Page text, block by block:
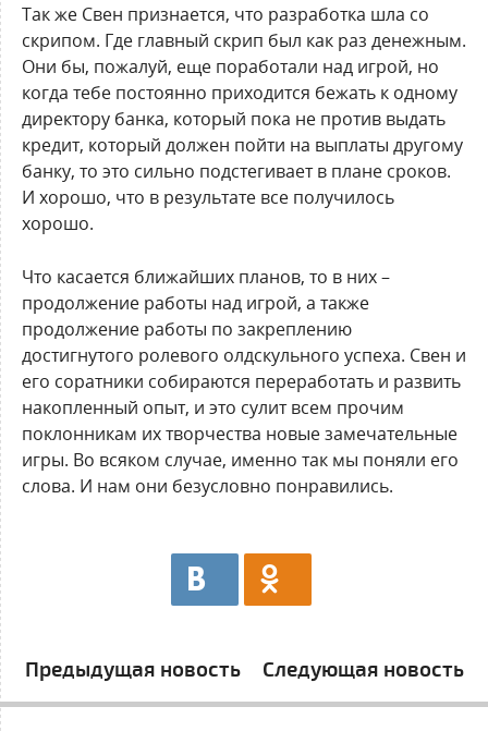
Так же Свен признается, что разработка шла со
скрипом. Где главный скрип был как раз денежным.
Они бы, пожалуй, еще поработали над игрой, но
когда тебе постоянно приходится бежать к одному
директору банка, который пока не против выдать
кредит, который должен пойти на выплаты другому
банку, то это сильно подстегивает в плане сроков.
И хорошо, что в результате все получилось
хорошо.
Что касается ближайших планов, то в них –
продолжение работы над игрой, а также
продолжение работы по закреплению
достигнутого ролевого олдскульного успеха. Свен и
его соратники собираются переработать и развить
накопленный опыт, и это сулит всем прочим
поклонникам их творчества новые замечательные
игры. Во всяком случае, именно так мы поняли его
слова. И нам они безусловно понравились.
Предыдущая новость Следующая новость